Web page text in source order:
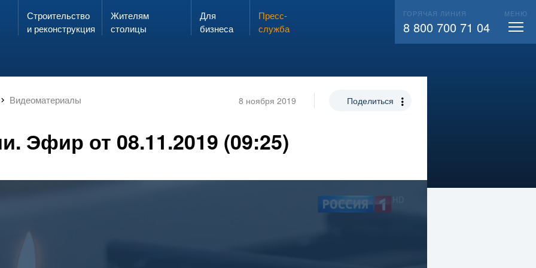
Запах газа?
ЗВОНИ 104 ВЫЗВАТЬ СЛЕСАРЯ
Строительство
и реконструкция
Жителям
столицы
Для
бизнеса
Пресс-
служба
ГОРЯЧАЯ ЛИНИЯ
8 800 700 71 04
МЕНЮ
Видеоматериалы 8 ноября 2019 Поделиться
Эфир от 08.11.2019 (09:25)